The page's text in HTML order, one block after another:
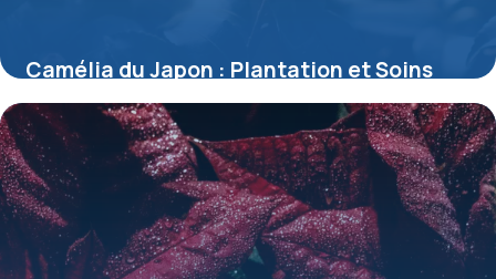
Camélia du Japon : Plantation et Soins
16 mai 2026